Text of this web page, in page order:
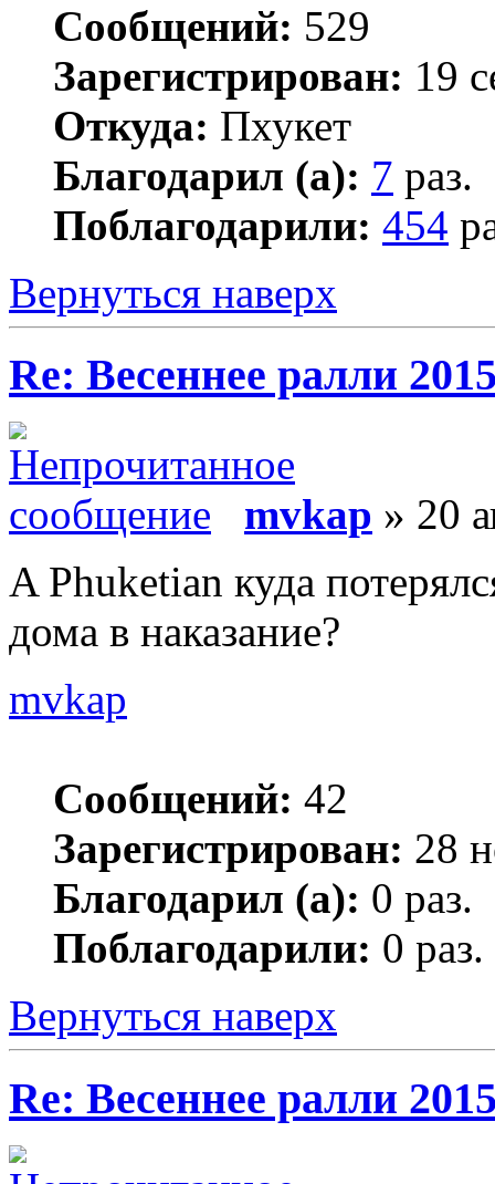
Сообщений: 529
Зарегистрирован: 19
Откуда: Пхукет
Благодарил (а): 7 раз.
Поблагодарили: 454
Вернуться наверх
Re: Весеннее ралли
mvkap » 20
A Phuketian куда
дома в наказание?
mvkap
Сообщений: 42
Зарегистрирован: 28
Благодарил (а): 0 раз.
Поблагодарили: 0 раз.
Вернуться наверх
Re: Весеннее ралли